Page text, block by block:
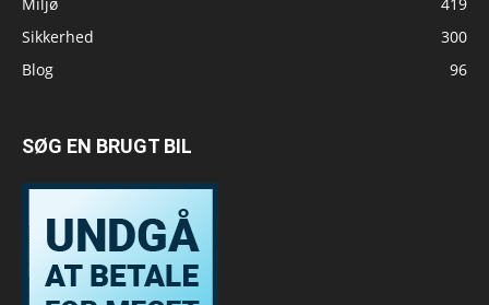
Sikkerhed
300
Blog
96
SØG EN BRUGT BIL